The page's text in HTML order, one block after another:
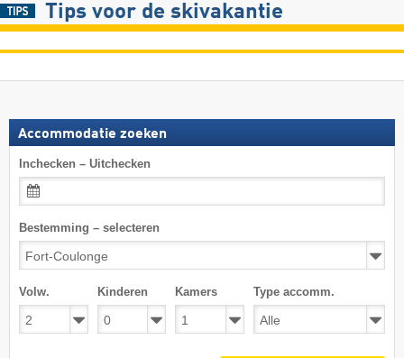
Tips voor de skivakantie
Accommodatie zoeken
Inchecken – Uitchecken
Bestemming – selecteren
Volw. Kinderen Kamers Type accomm.